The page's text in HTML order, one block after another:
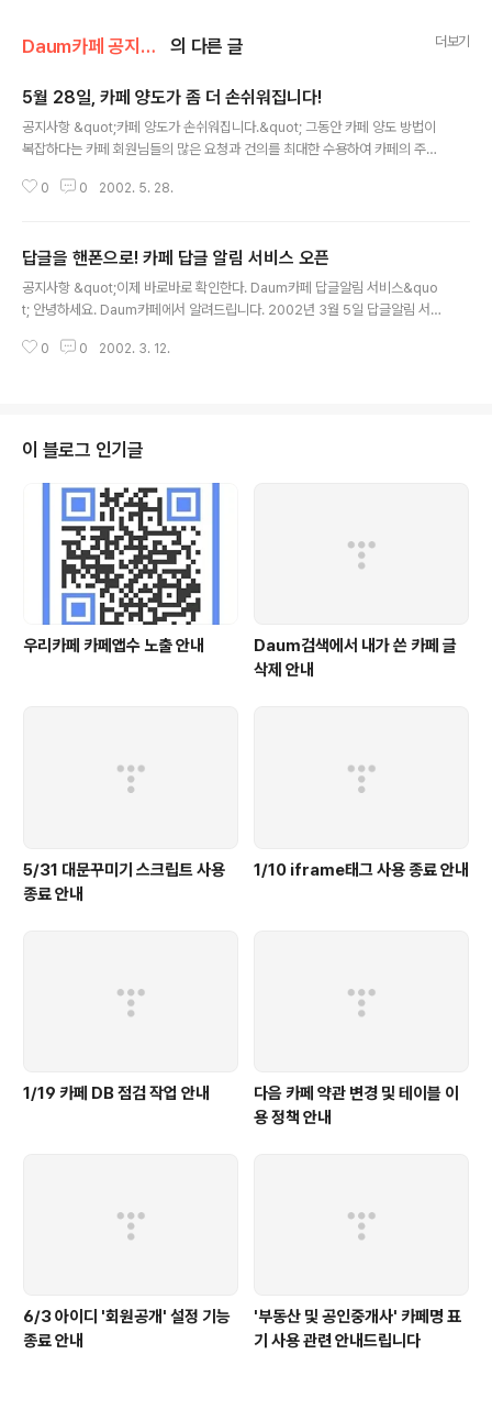
Daum카페 공지사항/서비스 소식 의 다른 글 더보기
5월 28일, 카페 양도가 좀 더 손쉬워집니다!
공지사항 &quot;카페 양도가 손쉬워집니다.&quot; 그동안 카페 양도 방법이
복잡하다는 카페 회원님들의 많은 요청과 건의를 최대한 수용하여 카페의 주인
서비스 됩니다. 카페 주인 권한 양도 자동화 카페관리 - 카페양도 메뉴 주인..
0 0 2002. 5. 28.
답글을 핸폰으로! 카페 답글 알림 서비스 오픈
공지사항 &quot;이제 바로바로 확인한다. Daum카페 답글알림 서비스&quo
t; 안녕하세요. Daum카페에서 알려드립니다. 2002년 3월 5일 답글알림 서비
작성될 경우 소지하신 핸드폰을 통해 알림서비스 및 바로읽기가 가능한 유료서
0 0 2002. 3. 12.
이 블로그 인기글
우리카페 카페앱수 노출 안내
Daum검색에서 내가 쓴 카페 글
삭제 안내
5/31 대문꾸미기 스크립트 사용
종료 안내
1/10 iframe태그 사용 종료 안내
1/19 카페 DB 점검 작업 안내
다음 카페 약관 변경 및 테이블 이
용 정책 안내
6/3 아이디 '회원공개' 설정 기능
종료 안내
'부동산 및 공인중개사' 카페명 표
기 사용 관련 안내드립니다